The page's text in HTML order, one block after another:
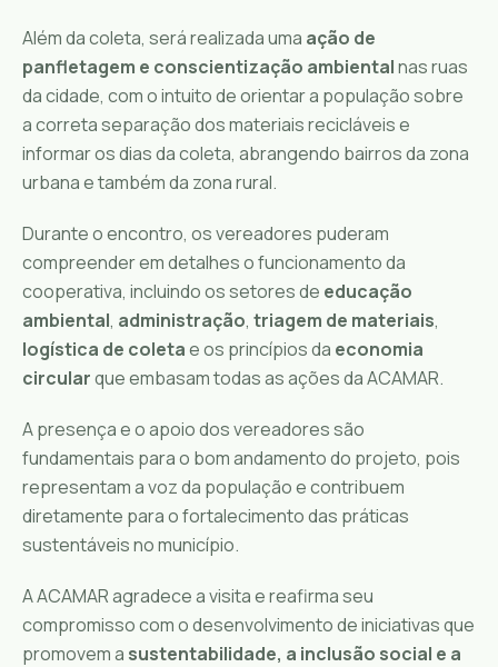
Além da coleta, será realizada uma ação de
panfletagem e conscientização ambientalnas ruas
da cidade, com o intuito de orientar a população sobre
a correta separação dos materiais recicláveis e
informar os dias da coleta, abrangendo bairros da zona
urbana e também da zona rural.
Durante o encontro, os vereadores puderam
compreender em detalhes o funcionamento da
cooperativa, incluindo os setores de educação
ambiental, administração, triagem de materiais,
logística de coletae os princípios da economia
circularque embasam todas as ações da ACAMAR.
A presença e o apoio dos vereadores são
fundamentais para o bom andamento do projeto, pois
representam a voz da população e contribuem
diretamente para o fortalecimento das práticas
sustentáveis no município.
A ACAMAR agradece a visita e reafirma seu
compromisso com o desenvolvimento de iniciativas que
promovem a sustentabilidade, a inclusão social e a